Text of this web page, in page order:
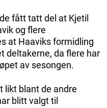
fått tatt del at Kjetil
og flere
at Haaviks formidling
deltakerne, da flere har
av sesongen.
likt blant de andre
blitt valgt til